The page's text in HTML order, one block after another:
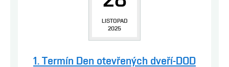
LISTOPAD
2025
1. Termín Den otevřených dveří-DOD